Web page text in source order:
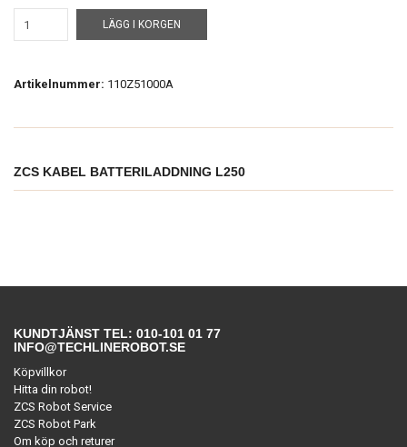
LÄGG I KORGEN
Artikelnummer: 110Z51000A
ZCS KABEL BATTERILADDNING L250
KUNDTJÄNST TEL: 010-101 01 77
INFO@TECHLINEROBOT.SE
Köpvillkor
Hitta din robot!
ZCS Robot Service
ZCS Robot Park
Om köp och returer